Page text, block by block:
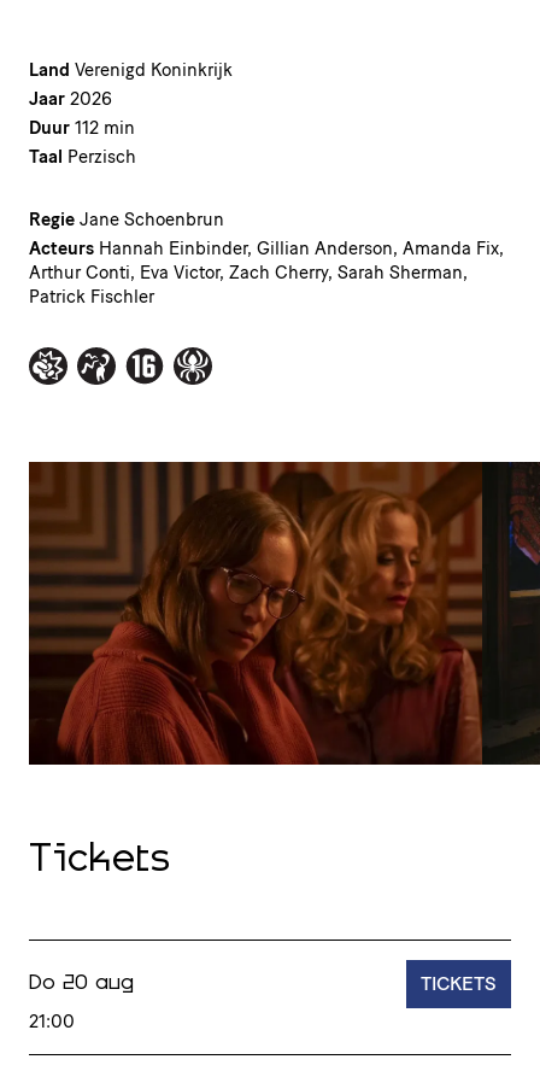
Land Verenigd Koninkrijk
Jaar 2026
Duur 112 min
Taal Perzisch
Regie Jane Schoenbrun
Acteurs Hannah Einbinder, Gillian Anderson, Amanda Fix,
Arthur Conti, Eva Victor, Zach Cherry, Sarah Sherman,
Patrick Fischler
Tickets
Do 20 aug
21:00
TICKETS